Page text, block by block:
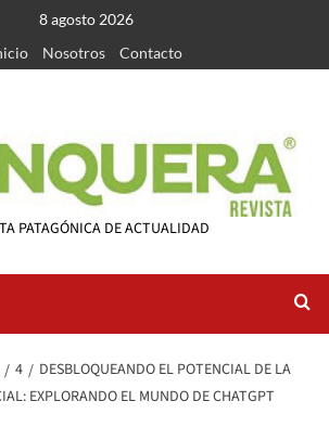
8 agosto 2026
Nosotros Contacto
PATAGÓNICA DE ACTUALIDAD
4
DESBLOQUEANDO EL POTENCIAL DE LA
EXPLORANDO EL MUNDO DE CHATGPT